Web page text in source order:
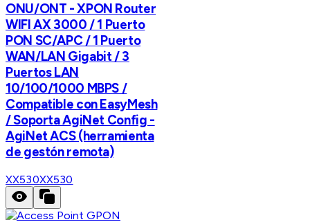
ONU/ONT - XPON Router
WIFI AX 3000 / 1 Puerto
PON SC/APC / 1 Puerto
WAN/LAN Gigabit / 3
Puertos LAN
10/100/1000 MBPS /
Compatible con EasyMesh
/ Soporta AgiNet Config -
AgiNet ACS (herramienta
de gestón remota)
XX530XX530